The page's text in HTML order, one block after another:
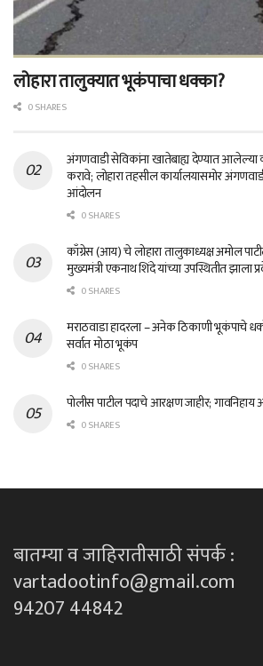
लोहारा तालुक्यात भूकंपाचा धक्का?
0 SHARES
अंगणवाडी सेविकांना खातेबाह्य देण्यात आलेल्या
करावे; लोहारा तहसील कार्यालयासमोर
आंदोलन
0 SHARES
काँग्रेस (आय) चे लोहारा तालुकाध्यक्ष अमोल
मुख्यमंत्री एकनाथ शिंदे यांच्या उपस्थितीत झाला
0 SHARES
मराठवाडा हादरला – अनेक ठिकाणी भूकंपाचे
सर्वात मोठा भूकंप
0 SHARES
पोलीस पाटील पदाचे आरक्षण जाहीर; गावनिहाय
0 SHARES
बातम्या व जाहिरातीसाठी संपर्क :
vartadootinfo@gmail.com
94207 44842